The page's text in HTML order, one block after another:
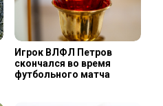
Игрок ВЛФЛ Петров
скончался во время
футбольного матча